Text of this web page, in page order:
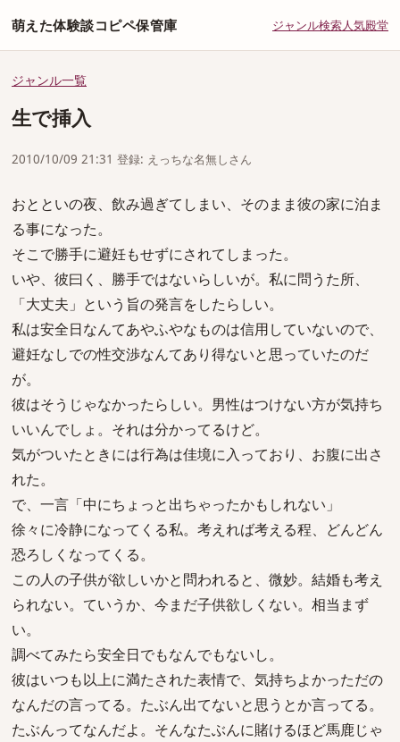
萌えた体験談コピペ保管庫 ジャンル検索人気殿堂
ジャンル一覧
生で挿入
2010/10/09 21:31 登録: えっちな名無しさん
おとといの夜、飲み過ぎてしまい、そのまま彼の家に泊ま
る事になった。
そこで勝手に避妊もせずにされてしまった。
いや、彼曰く、勝手ではないらしいが。私に問うた所、
「大丈夫」という旨の発言をしたらしい。
私は安全日なんてあやふやなものは信用していないので、
避妊なしでの性交渉なんてあり得ないと思っていたのだ
が。
彼はそうじゃなかったらしい。男性はつけない方が気持ち
いいんでしょ。それは分かってるけど。
気がついたときには行為は佳境に入っており、お腹に出さ
れた。
で、一言「中にちょっと出ちゃったかもしれない」
徐々に冷静になってくる私。考えれば考える程、どんどん
恐ろしくなってくる。
この人の子供が欲しいかと問われると、微妙。結婚も考え
られない。ていうか、今まだ子供欲しくない。相当まず
い。
調べてみたら安全日でもなんでもないし。
彼はいつも以上に満たされた表情で、気持ちよかっただの
なんだの言ってる。たぶん出てないと思うとか言ってる。
たぶんってなんだよ。そんなたぶんに賭けるほど馬鹿じゃ